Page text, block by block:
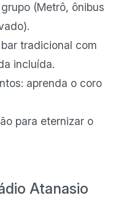
(Metrô, ônibus
tradicional com
incluída.
aprenda o coro
para eternizar o
Atanasio